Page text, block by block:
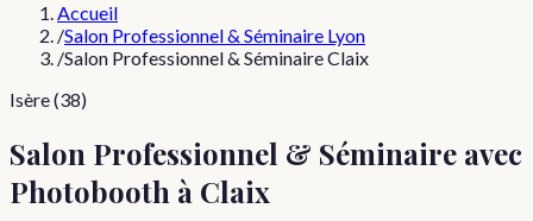
Accueil
/Salon Professionnel & Séminaire Lyon
/Salon Professionnel & Séminaire Claix
Isère (38)
Salon Professionnel & Séminaire avec
Photobooth à Claix